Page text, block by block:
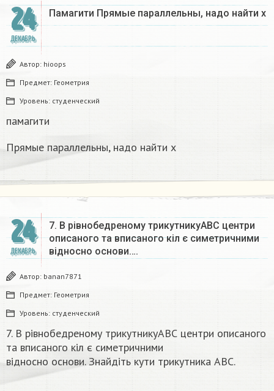
24
ДЕКАБРЬ
Памагити Прямые параллельны, надо найти x
Автор: hioops
Предмет: Геометрия
Уровень: студенческий
памагити
Прямые параллельны, надо найти x
24
ДЕКАБРЬ
7. В рівнобедреному трикутникуАВС центри
описаного та вписаного кіл є симетричними
відносно основи….
Автор: banan7871
Предмет: Геометрия
Уровень: студенческий
7. В рівнобедреному трикутникуАВС центри описаного
та вписаного кіл є симетричними
відносно основи. Знайдіть кути трикутника ABC.​